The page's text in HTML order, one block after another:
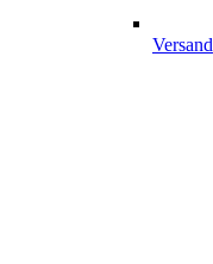
Versand